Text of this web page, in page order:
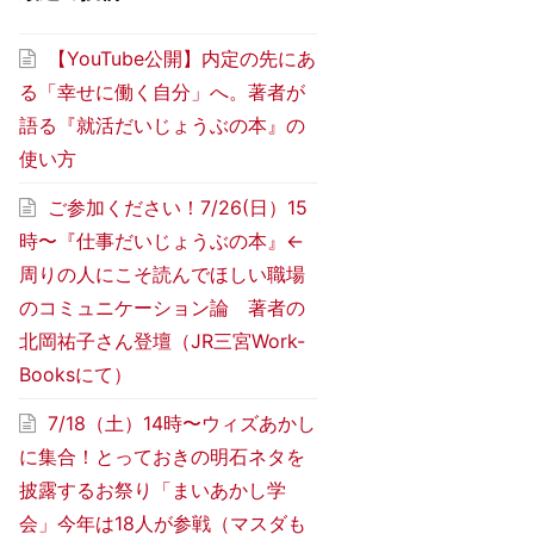
【YouTube公開】内定の先にあ
る「幸せに働く自分」へ。著者が
語る『就活だいじょうぶの本』の
使い方
ご参加ください！7/26(日）15
時〜『仕事だいじょうぶの本』←
周りの人にこそ読んでほしい職場
のコミュニケーション論 著者の
北岡祐子さん登壇（JR三宮Work-
Booksにて）
7/18（土）14時〜ウィズあかし
に集合！とっておきの明石ネタを
披露するお祭り「まいあかし学
会」今年は18人が参戦（マスダも